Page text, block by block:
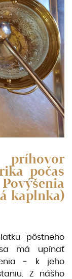
počas
kaplnka)
pôstneho
má upínať
‒ k jeho
Z nášho